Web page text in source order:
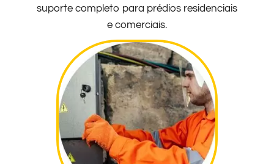
suporte completo para prédios residenciais
e comerciais.